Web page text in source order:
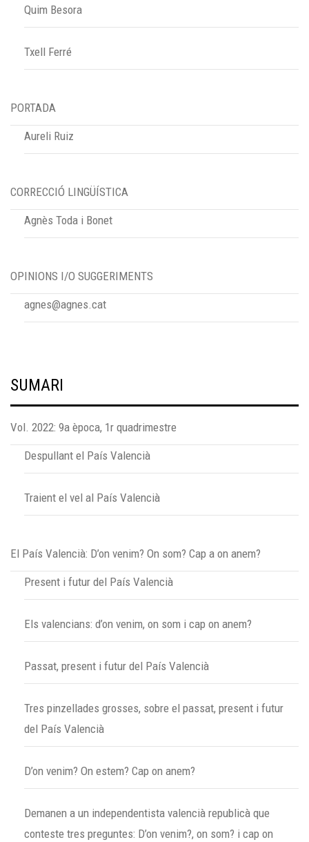
Quim Besora
Txell Ferré
PORTADA
Aureli Ruiz
CORRECCIÓ LINGÜÍSTICA
Agnès Toda i Bonet
OPINIONS I/O SUGGERIMENTS
agnes@agnes.cat
SUMARI
Vol. 2022: 9a època, 1r quadrimestre
Despullant el País Valencià
Traient el vel al País Valencià
El País Valencià: D’on venim? On som? Cap a on anem?
Present i futur del País Valencià
Els valencians: d’on venim, on som i cap on anem?
Passat, present i futur del País Valencià
Tres pinzellades grosses, sobre el passat, present i futur
del País Valencià
D’on venim? On estem? Cap on anem?
Demanen a un independentista valencià republicà que
conteste tres preguntes: D’on venim?, on som? i cap on